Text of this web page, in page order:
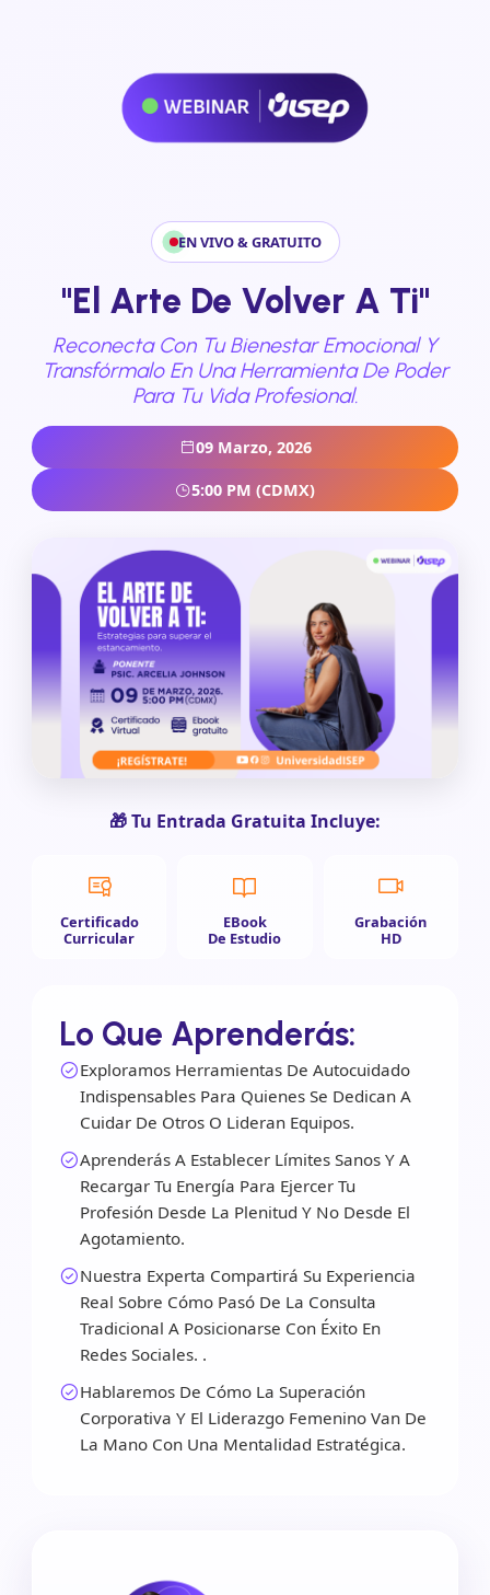
EN VIVO & GRATUITO
"El Arte De Volver A Ti"
Reconecta Con Tu Bienestar Emocional Y
Transfórmalo En Una Herramienta De Poder
Para Tu Vida Profesional.
09 Marzo, 2026
5:00 PM (CDMX)
🎁 Tu Entrada Gratuita Incluye:
Certificado
Curricular
EBook
De Estudio
Grabación
HD
Lo Que Aprenderás:
Exploramos Herramientas De Autocuidado
Indispensables Para Quienes Se Dedican A
Cuidar De Otros O Lideran Equipos.
Aprenderás A Establecer Límites Sanos Y A
Recargar Tu Energía Para Ejercer Tu
Profesión Desde La Plenitud Y No Desde El
Agotamiento.
Nuestra Experta Compartirá Su Experiencia
Real Sobre Cómo Pasó De La Consulta
Tradicional A Posicionarse Con Éxito En
Redes Sociales. .
Hablaremos De Cómo La Superación
Corporativa Y El Liderazgo Femenino Van De
La Mano Con Una Mentalidad Estratégica.